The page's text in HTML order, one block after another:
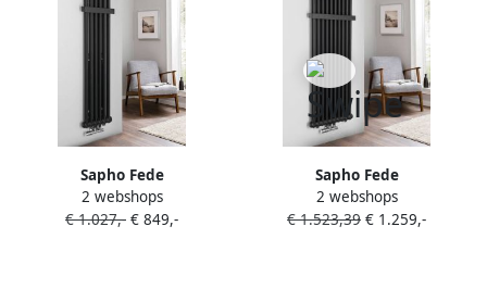
Sapho Fede
badkamerradiator 1500x306
mm 6 segmenten zwart mat
2 webshops
€ 1.027,- € 849,-
Sapho Fede
badkamerradiator 1500x490
mm 10 segmenten zwart
2 webshops
€ 1.523,39 € 1.259,-